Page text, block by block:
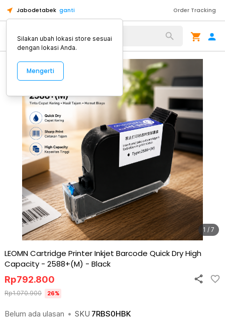
Jabodetabek ganti Order Tracking
Alat Kopi
1 / 7
LEOMN Cartridge Printer Inkjet Barcode Quick Dry High
Capacity - 2588+(M) - Black
Belum ada ulasan • SKU 7RBS0HBK
Rp792.800
Rp1.070.900 26%
Silakan ubah lokasi store sesuai
dengan lokasi Anda.
Mengerti